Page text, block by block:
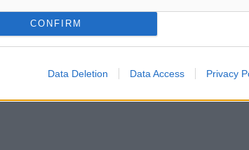
CONFIRM
Data Deletion Data Access Privacy
αναζήτησης